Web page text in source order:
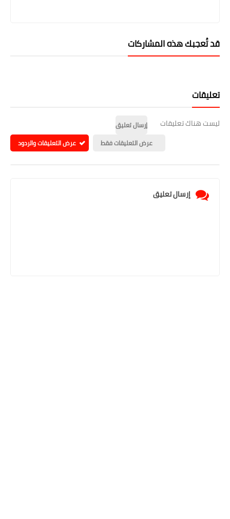
قد تُعجبك هذه المشاركات
تعليقات
ليست هناك تعليقات
إرسال تعليق
عرض التعليقات فقط
عرض التعليقات والردود
إرسال تعليق